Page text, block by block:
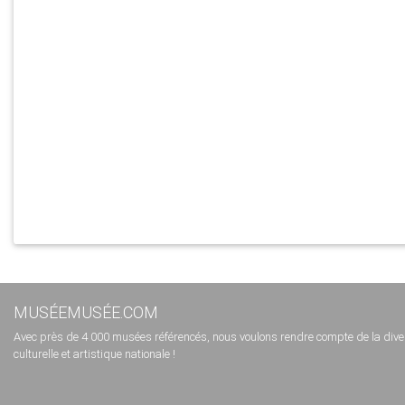
MUSÉEMUSÉE.COM
Avec près de 4 000 musées référencés, nous voulons rendre compte de la
culturelle et artistique nationale !